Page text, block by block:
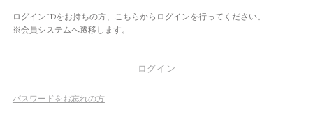
ログインIDをお持ちの方、こちらからログインを行ってください。
※会員システムへ遷移します。
ログイン
パスワードをお忘れの方